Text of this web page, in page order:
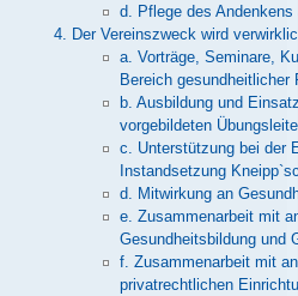
d. Pflege des Andenkens
Der Vereinszweck wird
a. Vorträge, Seminare,
Bereich gesundheitlicher
b. Ausbildung und
vorgebildeten
c. Unterstützung bei der
Instandsetzung
d. Mitwirkung an
e. Zusammenarbeit mit
Gesundheitsbildung und
f. Zusammenarbeit mit
privatrechtlichen